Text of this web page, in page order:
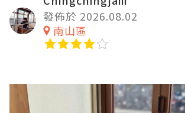
發佈於 2026.08.02
南山區